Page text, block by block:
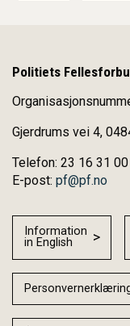
Politiets
Gjerdrums vei 4,
Telefon: 23 16 31 00
E-post: pf@pf.no
Information
in English